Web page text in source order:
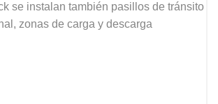
se instalan también pasillos de tránsito
zonas de carga y descarga